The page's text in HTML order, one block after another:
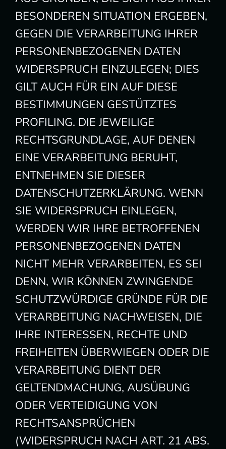
BESONDEREN SITUATION ERGEBEN,
GEGEN DIE VERARBEITUNG IHRER
PERSONENBEZOGENEN DATEN
WIDERSPRUCH EINZULEGEN; DIES
GILT AUCH FÜR EIN AUF DIESE
BESTIMMUNGEN GESTÜTZTES
PROFILING. DIE JEWEILIGE
RECHTSGRUNDLAGE, AUF DENEN
EINE VERARBEITUNG BERUHT,
ENTNEHMEN SIE DIESER
DATENSCHUTZERKLÄRUNG. WENN
SIE WIDERSPRUCH EINLEGEN,
WERDEN WIR IHRE BETROFFENEN
PERSONENBEZOGENEN DATEN
NICHT MEHR VERARBEITEN, ES SEI
DENN, WIR KÖNNEN ZWINGENDE
SCHUTZWÜRDIGE GRÜNDE FÜR DIE
VERARBEITUNG NACHWEISEN, DIE
IHRE INTERESSEN, RECHTE UND
FREIHEITEN ÜBERWIEGEN ODER DIE
VERARBEITUNG DIENT DER
GELTENDMACHUNG, AUSÜBUNG
ODER VERTEIDIGUNG VON
RECHTSANSPRÜCHEN
(WIDERSPRUCH NACH ART. 21 ABS.